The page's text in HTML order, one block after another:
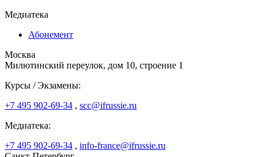
Медиатека
Абонемент
Москва
Милютинский переулок, дом 10, строение 1
Курсы / Экзамены:
+7 495 902-69-34 , scc@ifrussie.ru
Медиатека:
+7 495 902-69-34 , info-france@ifrussie.ru